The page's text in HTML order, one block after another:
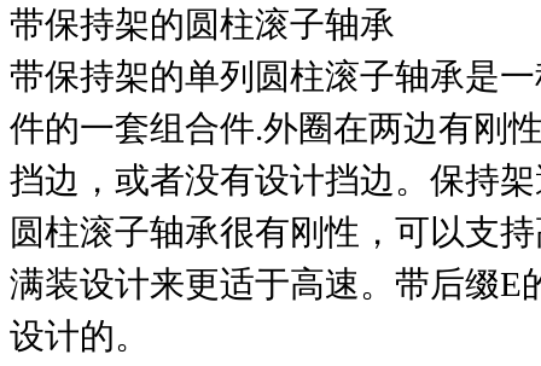
带保持架的圆柱滚子轴承
带保持架的单列圆柱滚子轴承是
件的一套组合件.外圈在两边有刚
挡边，或者没有设计挡边。保持
圆柱滚子轴承很有刚性，可以支
满装设计来更适于高速。带后缀
设计的。